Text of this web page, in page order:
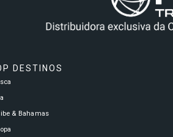
DESTINOS
& Bahamas